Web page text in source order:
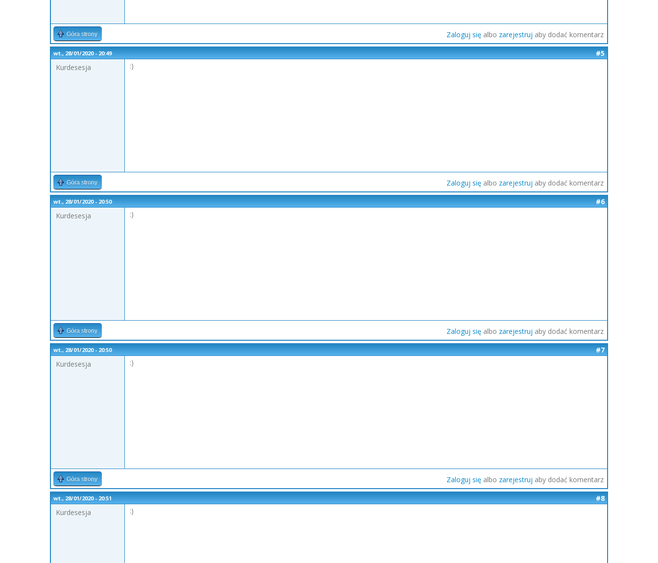
Góra strony Zaloguj się albo zarejestruj aby dodać komentarz
wt., 28/01/2020 - 20:49
#5
Kurdesesja
:)
Góra strony Zaloguj się albo zarejestruj aby dodać komentarz
wt., 28/01/2020 - 20:50
#6
Kurdesesja
:)
Góra strony Zaloguj się albo zarejestruj aby dodać komentarz
wt., 28/01/2020 - 20:50
#7
Kurdesesja
:)
Góra strony Zaloguj się albo zarejestruj aby dodać komentarz
wt., 28/01/2020 - 20:51
#8
Kurdesesja
:)